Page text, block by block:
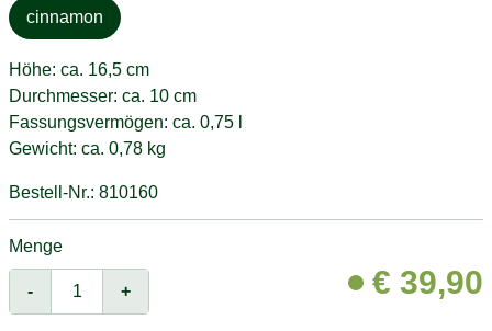
cinnamon
Höhe: ca. 16,5 cm
Durchmesser: ca. 10 cm
Fassungsvermögen: ca. 0,75 l
Gewicht: ca. 0,78 kg
Bestell-Nr.: 810160
Menge
- + € 39,90